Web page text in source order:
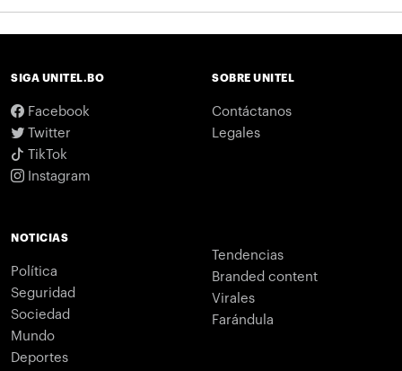
SIGA UNITEL.BO
Facebook
Twitter
TikTok
Instagram
SOBRE UNITEL
Contáctanos
Legales
NOTICIAS
Política
Seguridad
Sociedad
Mundo
Deportes
Tendencias
Branded content
Virales
Farándula